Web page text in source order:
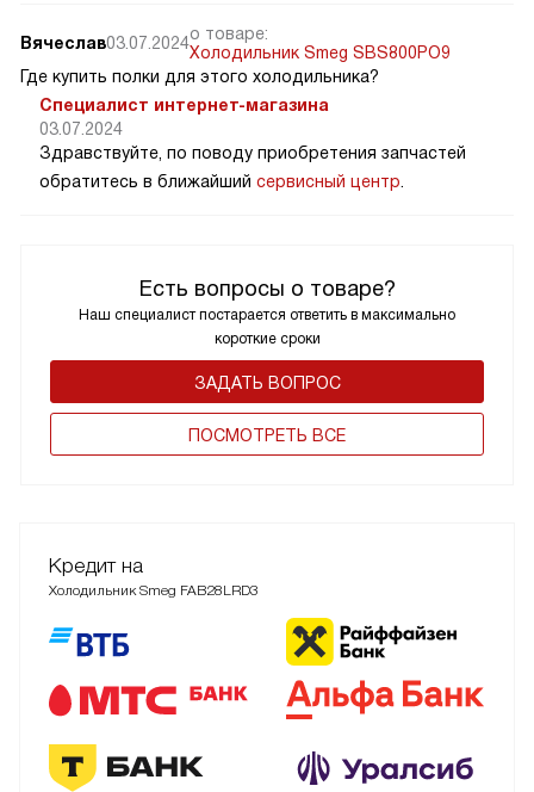
Есть вопросы о товаре?
Наш специалист постарается ответить в максимально
короткие сроки
ЗАДАТЬ ВОПРОС
ПОCМОТРЕТЬ ВСЕ
Вячеслав03.07.2024о товаре:
Холодильник Smeg SBS800PO9
Где купить полки для этого холодильника?
Специалист интернет-магазина
03.07.2024
Здравствуйте, по поводу приобретения запчастей
обратитесь в ближайший сервисный центр
Кредит на
Холодильник Smeg FAB28LRD3